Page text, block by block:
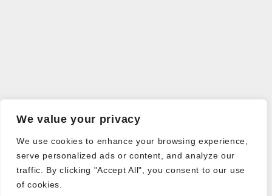
We value your privacy
We use cookies to enhance your browsing experience,
serve personalized ads or content, and analyze our
traffic. By clicking "Accept All", you consent to our use
of cookies.